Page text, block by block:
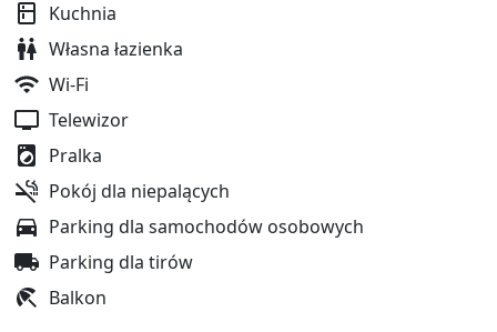
Kuchnia
Własna łazienka
Wi-Fi
Telewizor
Pralka
Pokój dla niepalących
Parking dla samochodów osobowych
Parking dla tirów
Balkon